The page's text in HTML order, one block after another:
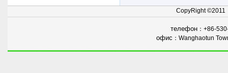
CopyRight
телефон ：+86-
офис ：Wanghaotun